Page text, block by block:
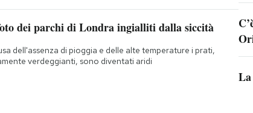
dei parchi di Londra ingialliti dalla siccità
dell'assenza di pioggia e delle alte temperature i prati,
verdeggianti, sono diventati aridi